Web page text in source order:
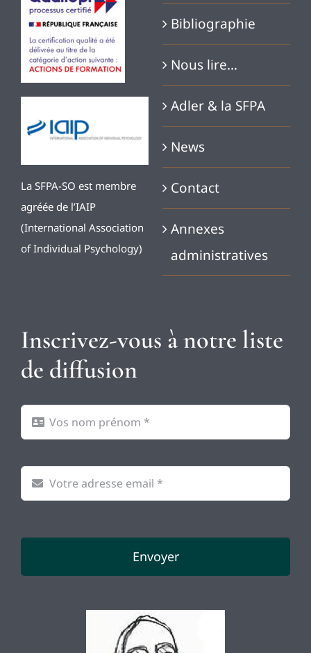
La SFPA-SO est membre
agréée de l’IAIP
(International Association
of Individual Psychology)
Bibliographie
Nous lire…
Adler & la SFPA
News
Contact
Annexes
administratives
Inscrivez-vous à notre liste
de diffusion
Envoyer